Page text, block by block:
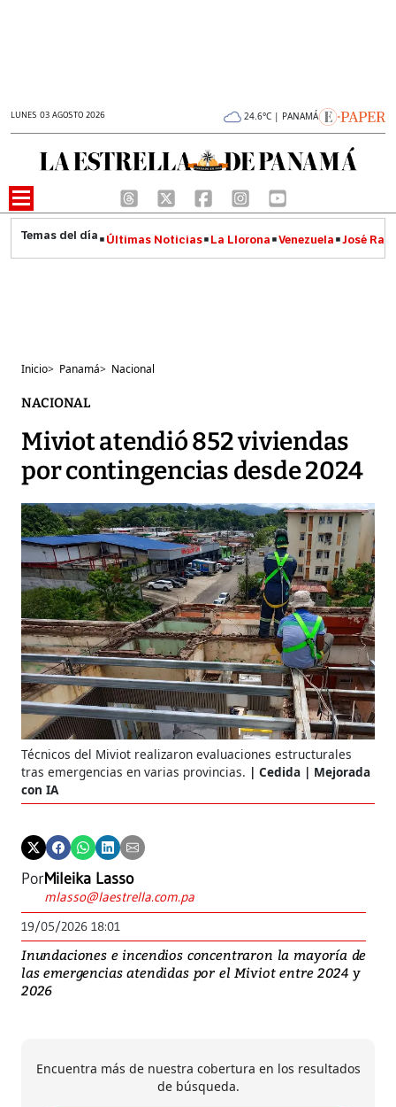
LUNES 03 AGOSTO 2026 24.6°C | PANAMÁ
Últimas Noticias La Llorona Venezuela José
Inicio> Panamá> Nacional
NACIONAL
Miviot atendió 852 viviendas
por contingencias desde 2024
Técnicos del Miviot realizaron evaluaciones estructurales
tras emergencias en varias provincias.
Cedida | Mejorada
con IA
PorMileika Lasso
mlasso@laestrella.com.pa
19/05/2026 18:01
Inundaciones e incendios concentraron la mayoría de
las emergencias atendidas por el Miviot entre 2024 y
2026
Encuentra más de nuestra cobertura en los resultados
de búsqueda.